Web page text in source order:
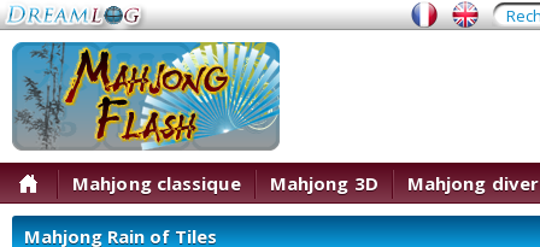
Mahjong classique Mahjong 3D Mahjong
Mahjong Rain of Tiles